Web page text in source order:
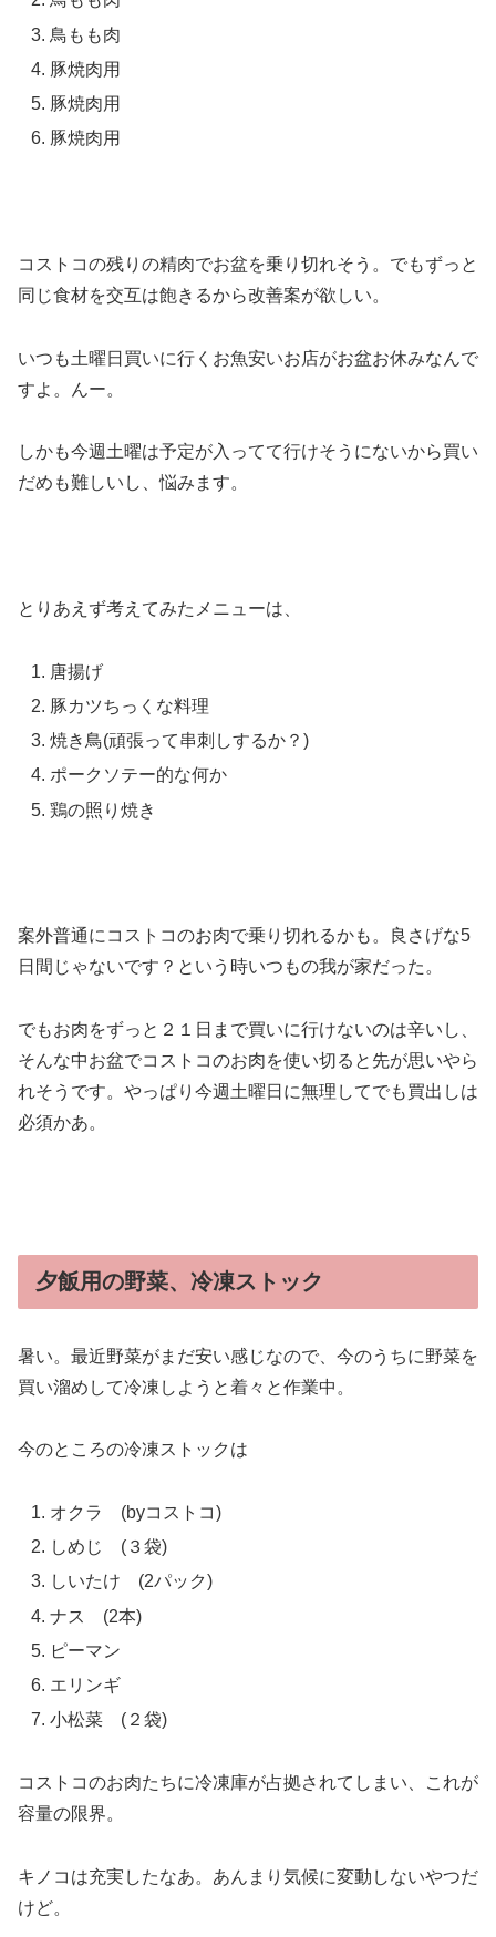
鳥もも肉
豚焼肉用
豚焼肉用
豚焼肉用
コストコの残りの精肉でお盆を乗り切れそう。でもずっと
同じ食材を交互は飽きるから改善案が欲しい。
いつも土曜日買いに行くお魚安いお店がお盆お休みなんで
すよ。んー。
しかも今週土曜は予定が入ってて行けそうにないから買い
だめも難しいし、悩みます。
とりあえず考えてみたメニューは、
唐揚げ
豚カツちっくな料理
焼き鳥(頑張って串刺しするか？)
ポークソテー的な何か
鶏の照り焼き
案外普通にコストコのお肉で乗り切れるかも。良さげな5
日間じゃないです？という時いつもの我が家だった。
でもお肉をずっと２１日まで買いに行けないのは辛いし、
そんな中お盆でコストコのお肉を使い切ると先が思いやら
れそうです。やっぱり今週土曜日に無理してでも買出しは
必須かあ。
夕飯用の野菜、冷凍ストック
暑い。最近野菜がまだ安い感じなので、今のうちに野菜を
買い溜めして冷凍しようと着々と作業中。
今のところの冷凍ストックは
オクラ (byコストコ)
しめじ (３袋)
しいたけ (2パック)
ナス (2本)
ピーマン
エリンギ
小松菜 (２袋)
コストコのお肉たちに冷凍庫が占拠されてしまい、これが
容量の限界。
キノコは充実したなあ。あんまり気候に変動しないやつだ
けど。